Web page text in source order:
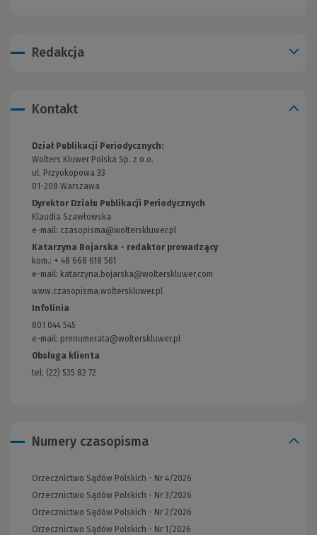
Redakcja
Kontakt
Dział Publikacji Periodycznych:
Wolters Kluwer Polska Sp. z o.o.
ul. Przyokopowa 33
01-208 Warszawa
Dyrektor Działu Publikacji Periodycznych
Klaudia Szawłowska
e-mail: czasopisma@wolterskluwer.pl
Katarzyna Bojarska - redaktor prowadzący
kom.: + 48 668 618 561
e-mail: katarzyna.bojarska@wolterskluwer.com
www.czasopisma.wolterskluwer.pl
Infolinia
801 044 545
e-mail: prenumerata@wolterskluwer.pl
Obsługa klienta
tel: (22) 535 82 72
Numery czasopisma
Orzecznictwo Sądów Polskich - Nr 4/2026
Orzecznictwo Sądów Polskich - Nr 3/2026
Orzecznictwo Sądów Polskich - Nr 2/2026
Orzecznictwo Sądów Polskich - Nr 1/2026